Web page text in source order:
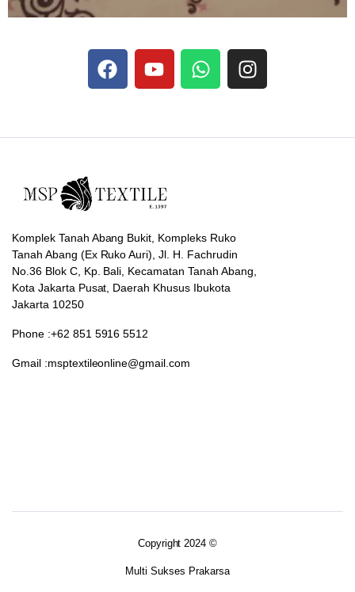
francophones.
Komplek Tanah Abang Bukit, Kompleks Ruko
Tanah Abang (Ex Ruko Auri), Jl. H. Fachrudin
No.36 Blok C, Kp. Bali, Kecamatan Tanah Abang,
Kota Jakarta Pusat, Daerah Khusus Ibukota
Jakarta 10250
Phone :+62 851 5916 5512
Gmail :msptextileonline@gmail.com
Copyright 2024 ©
Multi Sukses Prakarsa